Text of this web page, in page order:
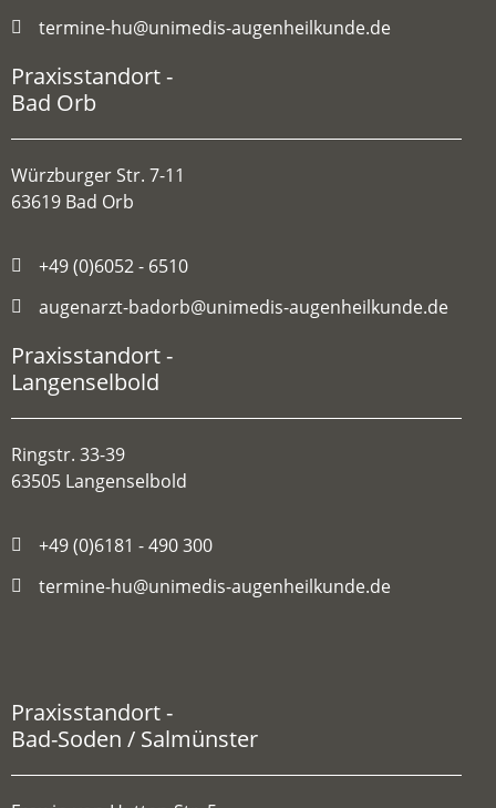
termine-hu@unimedis-augenheilkunde.de
Praxisstandort -
Bad Orb
Würzburger Str. 7-11
63619 Bad Orb
+49 (0)6052 - 6510
augenarzt-badorb@unimedis-augenheilkunde.de
Praxisstandort -
Langenselbold
Ringstr. 33-39
63505 Langenselbold
+49 (0)6181 - 490 300
termine-hu@unimedis-augenheilkunde.de
Praxisstandort -
Bad-Soden / Salmünster